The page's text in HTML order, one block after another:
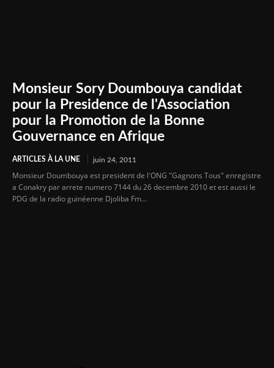
Monsieur Sory Doumbouya candidat
pour la Presidence de l'Association
pour la Promotion de la Bonne
Gouvernance en Afrique
ARTICLES À LA UNE juin 24, 2011
Monsieur Doumbouya est president de l'ONG "Gagnons Tous" enregistre
a Conakry par arrete numero 7144 du 26 decembre 2010 et est aussi le
PDG de la radio guinéenne Djoliba Fm...